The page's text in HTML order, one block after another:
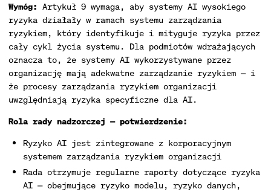
Wymóg: Artykuł 9 wymaga, aby systemy AI wysokiego
ryzyka działały w ramach systemu zarządzania
ryzykiem, który identyfikuje i mityguje ryzyka przez
cały cykl życia systemu. Dla podmiotów wdrażających
oznacza to, że systemy AI wykorzystywane przez
organizację mają adekwatne zarządzanie ryzykiem — i
że procesy zarządzania ryzykiem organizacji
uwzględniają ryzyka specyficzne dla AI.
Rola rady nadzorczej — potwierdzenie:
Ryzyko AI jest zintegrowane z korporacyjnym
systemem zarządzania ryzykiem organizacji
Rada otrzymuje regularne raporty dotyczące ryzyka
AI — obejmujące ryzyko modelu, ryzyko danych,